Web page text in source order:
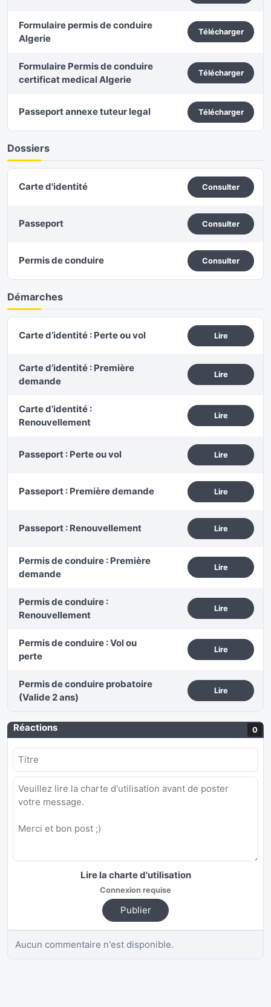
Formulaire permis de conduire
Algerie
Télécharger
Formulaire Permis de conduire
certificat medical Algerie
Télécharger
Passeport annexe tuteur legal Télécharger
Dossiers
Carte d'identité Consulter
Passeport Consulter
Permis de conduire Consulter
Démarches
Carte d’identité : Perte ou vol Lire
Carte d’identité : Première
demande
Lire
Carte d’identité :
Renouvellement
Lire
Passeport : Perte ou vol Lire
Passeport : Première demande Lire
Passeport : Renouvellement Lire
Permis de conduire : Première
demande
Lire
Permis de conduire :
Renouvellement
Lire
Permis de conduire : Vol ou
perte
Lire
Permis de conduire probatoire
(Valide 2 ans)
Lire
Réactions 0
Lire la charte d'utilisation
Connexion requise
Publier
Aucun commentaire n'est disponible.